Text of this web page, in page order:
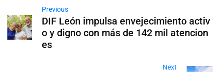
Previous
DIF León impulsa envejecimiento activ
o y digno con más de 142 mil atencion
es
Next